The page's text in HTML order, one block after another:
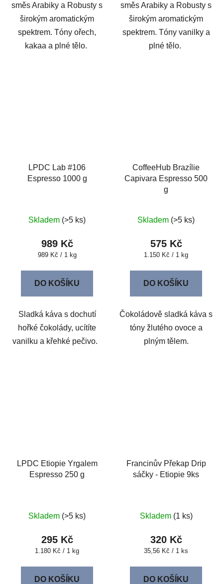
směs Arabiky a Robusty s
širokým aromatickým
spektrem. Tóny ořech,
kakaa a plné tělo.
směs Arabiky a Robusty s
širokým aromatickým
spektrem. Tóny vanilky a
plné tělo.
LPDC Lab #106
Espresso 1000 g
Skladem (>5 ks)
989 Kč
Měrná
989 Kč / 1 kg
DO KOŠÍKU
Sladká káva s dochutí
hořké čokolády, ucítíte
vanilku a křehké pečivo.
CoffeeHub Brazílie
Capivara Espresso 500
g
Skladem (>5 ks)
575 Kč
Měrná
1.150 Kč / 1 kg
DO KOŠÍKU
Čokoládově sladká káva s
tóny žlutého ovoce a
plným tělem.
LPDC Etiopie Yrgalem
Espresso 250 g
Skladem (>5 ks)
295 Kč
Měrná
1.180 Kč / 1 kg
DO KOŠÍKU
Francinův Překap Drip
sáčky - Etiopie 9ks
Skladem (1 ks)
320 Kč
Měrná
35,56 Kč / 1 ks
DO KOŠÍKU